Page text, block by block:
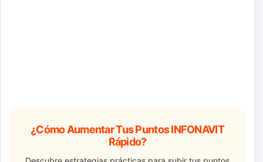
¿Cómo Aumentar Tus Puntos INFONAVIT
Rápido?